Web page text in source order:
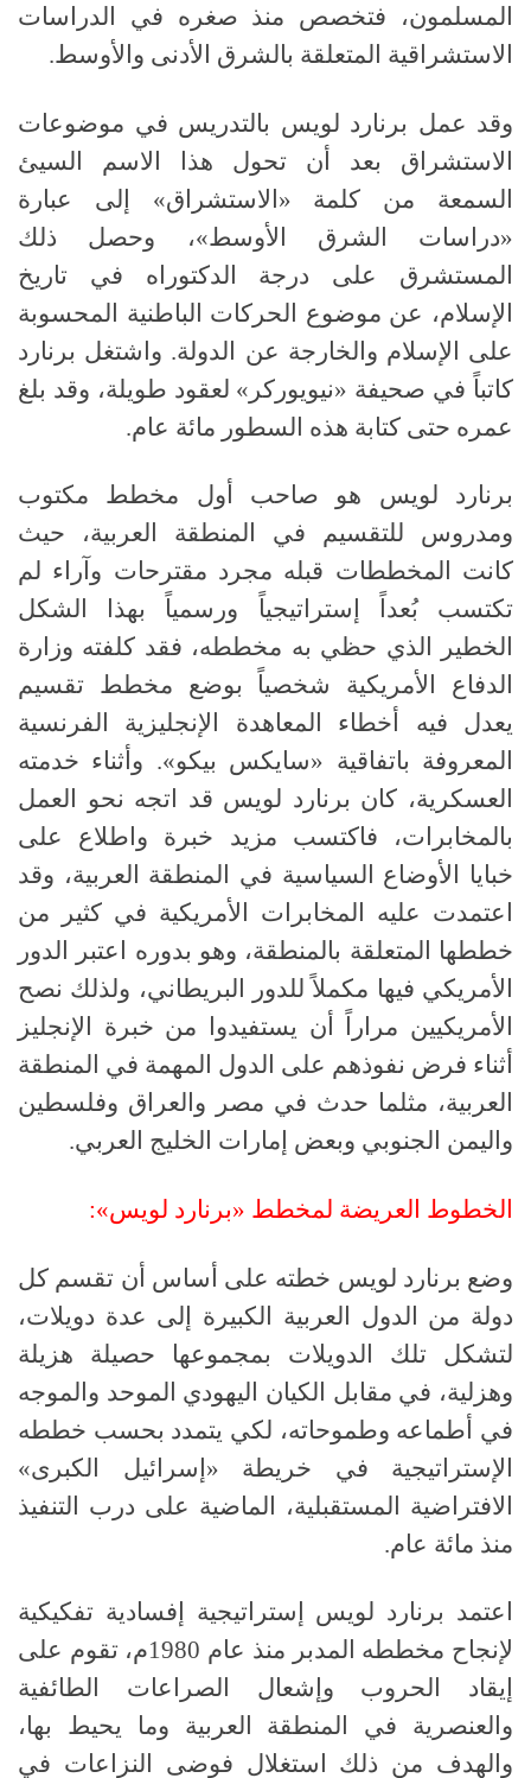
المسلمون، فتخصص منذ صغره في الدراسات
الاستشراقية المتعلقة بالشرق الأدنى والأوسط.
وقد عمل برنارد لويس بالتدريس في موضوعات
الاستشراق بعد أن تحول هذا الاسم السيئ
السمعة من كلمة «الاستشراق» إلى عبارة
«دراسات الشرق الأوسط»، وحصل ذلك
المستشرق على درجة الدكتوراه في تاريخ
الإسلام، عن موضوع الحركات الباطنية المحسوبة
على الإسلام والخارجة عن الدولة. واشتغل برنارد
كاتباً في صحيفة «نيويوركر» لعقود طويلة، وقد بلغ
عمره حتى كتابة هذه السطور مائة عام.
برنارد لويس هو صاحب أول مخطط مكتوب
ومدروس للتقسيم في المنطقة العربية، حيث
كانت المخططات قبله مجرد مقترحات وآراء لم
تكتسب بُعداً إستراتيجياً ورسمياً بهذا الشكل
الخطير الذي حظي به مخططه، فقد كلفته وزارة
الدفاع الأمريكية شخصياً بوضع مخطط تقسيم
يعدل فيه أخطاء المعاهدة الإنجليزية الفرنسية
المعروفة باتفاقية «سايكس بيكو». وأثناء خدمته
العسكرية، كان برنارد لويس قد اتجه نحو العمل
بالمخابرات، فاكتسب مزيد خبرة واطلاع على
خبايا الأوضاع السياسية في المنطقة العربية، وقد
اعتمدت عليه المخابرات الأمريكية في كثير من
خططها المتعلقة بالمنطقة، وهو بدوره اعتبر الدور
الأمريكي فيها مكملاً للدور البريطاني، ولذلك نصح
الأمريكيين مراراً أن يستفيدوا من خبرة الإنجليز
أثناء فرض نفوذهم على الدول المهمة في المنطقة
العربية، مثلما حدث في مصر والعراق وفلسطين
واليمن الجنوبي وبعض إمارات الخليج العربي.
الخطوط العريضة لمخطط «برنارد لويس»:
وضع برنارد لويس خطته على أساس أن تقسم كل
دولة من الدول العربية الكبيرة إلى عدة دويلات،
لتشكل تلك الدويلات بمجموعها حصيلة هزيلة
وهزلية، في مقابل الكيان اليهودي الموحد والموجه
في أطماعه وطموحاته، لكي يتمدد بحسب خططه
الإستراتيجية في خريطة « إسرائيل الكبرى»
الافتراضية المستقبلية، الماضية على درب التنفيذ
منذ مائة عام.
اعتمد برنارد لويس إستراتيجية إفسادية تفكيكية
لإنجاح مخططه المدبر منذ عام
م، تقوم على
إيقاد الحروب وإشعال الصراعات الطائفية
والعنصرية في المنطقة العربية وما يحيط بها،
والهدف من ذلك استغلال فوضى النزاعات في